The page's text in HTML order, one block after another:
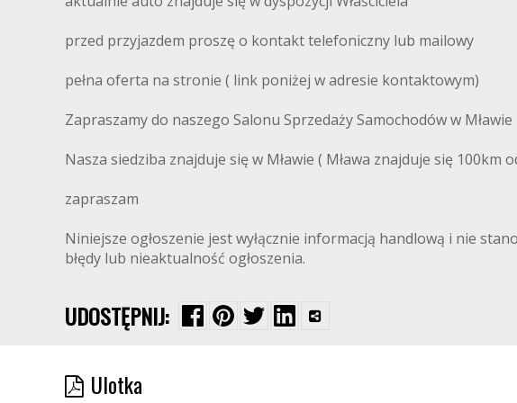
przed przyjazdem proszę o kontakt telefoniczny lub mailowy
pełna oferta na stronie ( link poniżej w adresie kontaktowym)
Zapraszamy do naszego Salonu Sprzedaży Samochodów w Mławie
Nasza siedziba znajduje się w Mławie ( Mława znajduje się 100km
zapraszam
Niniejsze ogłoszenie jest wyłącznie informacją handlową i nie
błędy lub nieaktualność ogłoszenia.
UDOSTĘPNIJ:
Ulotka